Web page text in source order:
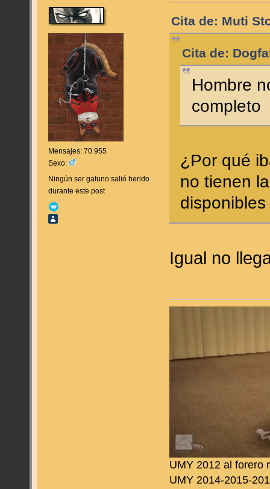
Mensajes: 70.955
Sexo:
Ningún ser gatuno salió herido
durante este post
Cita de: Muti
Cita de:
Hombre
completo
¿Por qué
no tienen
Igual no
UMY 2012 al forero
UMY 2014-2015-